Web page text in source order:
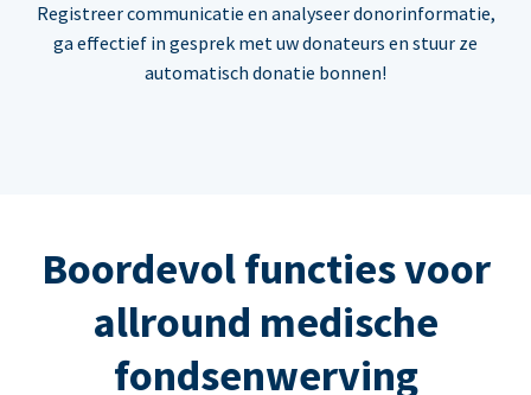
Registreer communicatie en analyseer donorinformatie,
ga effectief in gesprek met uw donateurs en stuur ze
automatisch donatie bonnen!
Boordevol functies voor
allround medische
fondsenwerving